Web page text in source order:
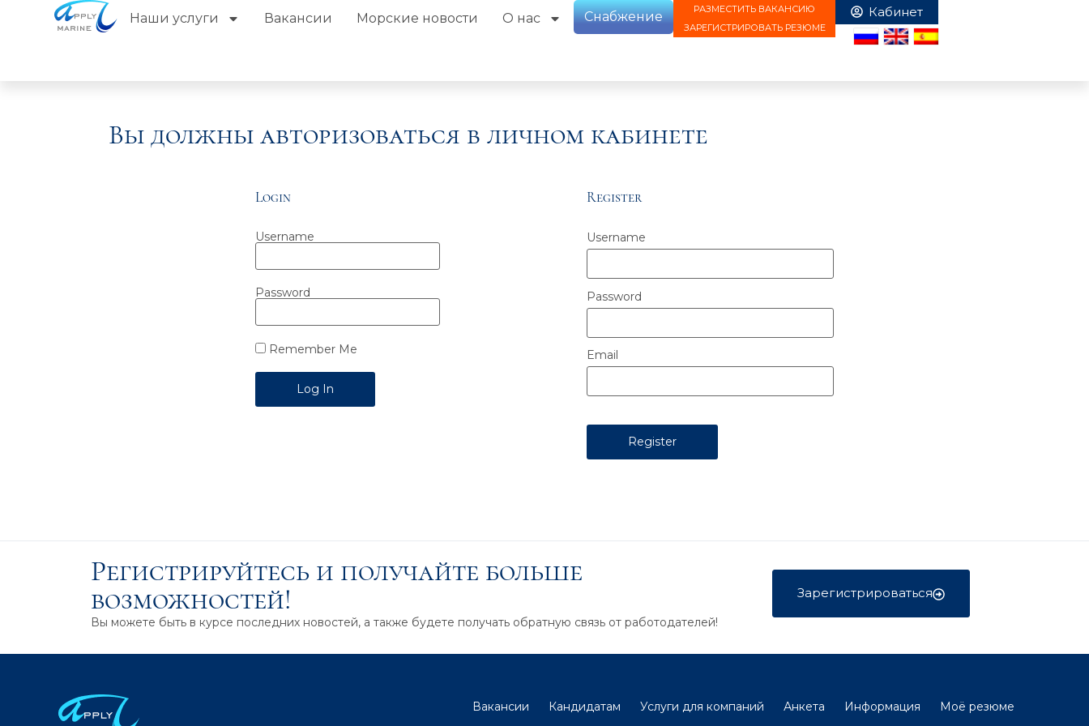
Наши услуги Вакансии Морские новости О нас Снабжение
РАЗМЕСТИТЬ ВАКАНСИЮ
ЗАРЕГИСТРИРОВАТЬ РЕЗЮМЕ
Вы должны авторизоваться в личном кабинете
Login
Username
Password
Remember Me
Register
Username
Password
Email
Регистрируйтесь и получайте больше
возможностей!
Вы можете быть в курсе последних новостей, а также будете получать обратную связь от работодателей!
Зарегистрироваться
Вакансии Кандидатам Услуги для компаний Анкета Информация
Моё резюме